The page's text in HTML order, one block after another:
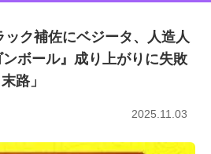
ク補佐にベジータ、人造人
ボール』成り上がりに失敗
路」
2025.11.03